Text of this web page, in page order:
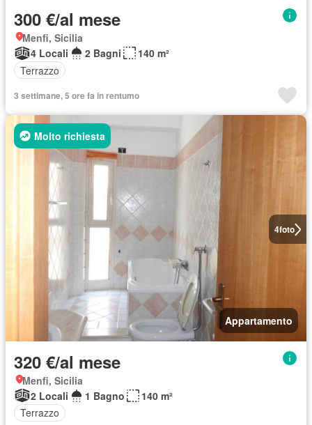
300 €/al mese
Menfi, Sicilia
4 Locali
2 Bagni
140 m²
Terrazzo
3 settimane, 5 ore fa in rentumo
4foto
Molto richiesta
Appartamento
320 €/al mese
Menfi, Sicilia
2 Locali
1 Bagno
140 m²
Terrazzo